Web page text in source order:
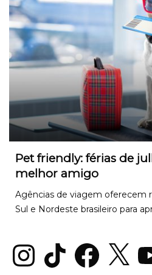
Pet friendly: férias de
melhor amigo
Agências de viagem oferecem
Sul e Nordeste brasileiro para
InstagramTikTok Facebook
X